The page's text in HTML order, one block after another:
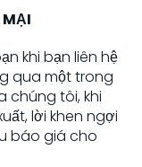
MẠI
khi bạn liên hệ
qua một trong
chúng tôi, khi
lời khen ngợi
báo giá cho